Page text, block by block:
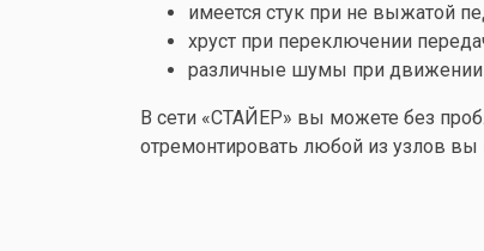
имеется стук при не выжатой
хруст при переключении
различные шумы при движении
В сети «СТАЙЕР» вы можете без
отремонтировать любой из узлов